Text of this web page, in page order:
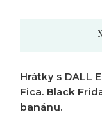
Hrátky s DALL
Fica. Black
banánu.